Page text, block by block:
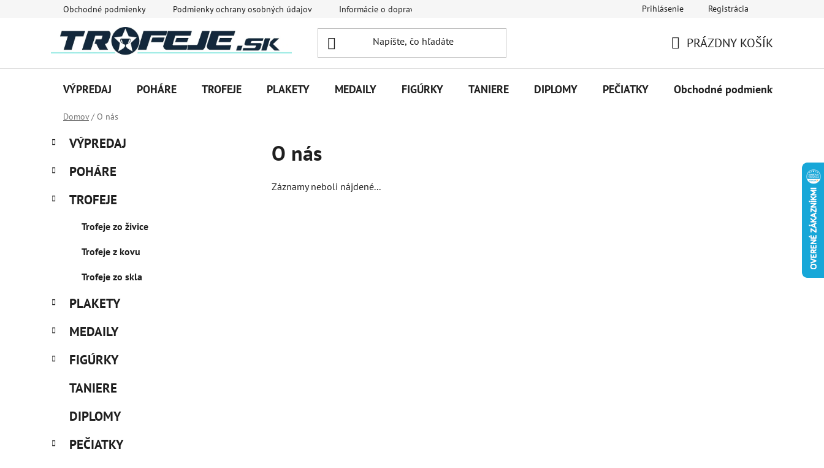
Obchodné podmienky Podmienky ochrany osobných údajov Informácie o doprave Prihlásenie Registrácia
KOŠÍK
PRÁZDNY KOŠÍK
VÝPREDAJ POHÁRE TROFEJE PLAKETY MEDAILY FIGÚRKY TANIERE DIPLOMY PEČIATKY Obchodné podmienky
Domov / O nás
B
č
ý
Preskočiť
kategórie
K
a
e
ó
VÝPREDAJ
POHÁRE
TROFEJE
Trofeje zo živice
Trofeje z kovu
Trofeje zo skla
PLAKETY
MEDAILY
FIGÚRKY
TANIERE
DIPLOMY
PEČIATKY
O nás
Záznamy neboli nájdené...